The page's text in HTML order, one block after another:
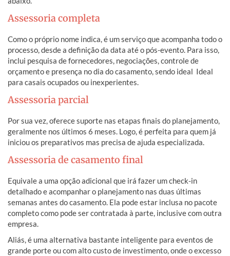
Assessoria completa
Como o próprio nome indica, é um serviço que acompanha todo o
processo, desde a definição da data até o pós-evento. Para isso,
inclui pesquisa de fornecedores, negociações, controle de
orçamento e presença no dia do casamento, sendo ideal Ideal
para casais ocupados ou inexperientes.
Assessoria parcial
Por sua vez, oferece suporte nas etapas finais do planejamento,
geralmente nos últimos 6 meses. Logo, é perfeita para quem já
iniciou os preparativos mas precisa de ajuda especializada.
Assessoria de casamento final
Equivale a uma opção adicional que irá fazer um check-in
detalhado e acompanhar o planejamento nas duas últimas
semanas antes do casamento. Ela pode estar inclusa no pacote
completo como pode ser contratada à parte, inclusive com outra
empresa.
Aliás, é uma alternativa bastante inteligente para eventos de
grande porte ou com alto custo de investimento, onde o excesso